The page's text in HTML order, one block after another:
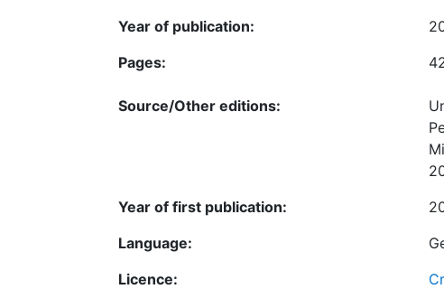
Year of publication:
Pages:
Source/Other editions:
Year of first publication:
Language:
Licence: